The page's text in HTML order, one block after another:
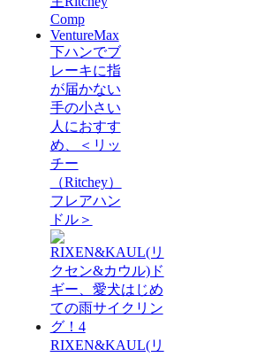
下ハンでブ
レーキに指
が届かない
手の小さい
人におすす
め、＜リッ
チー
（Ritchey）
フレアハン
ドル＞
RIXEN&KAUL(リ